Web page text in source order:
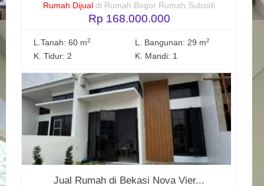
Rumah Dijual di Rumah Bogor Rumah Subsidi
Rp 168.000.000
L.Tanah: 60 m2 L. Bangunan: 29 m2
K. Tidur: 2 K. Mandi: 1
Jual Rumah di Bekasi Nova Vier...